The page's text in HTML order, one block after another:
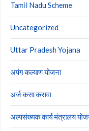
Tamil Nadu Scheme
Uncategorized
Uttar Pradesh Yojana
अपंग कल्याण योजना
अर्ज कसा करावा
अल्पसंख्यक कार्य मंत्रालय